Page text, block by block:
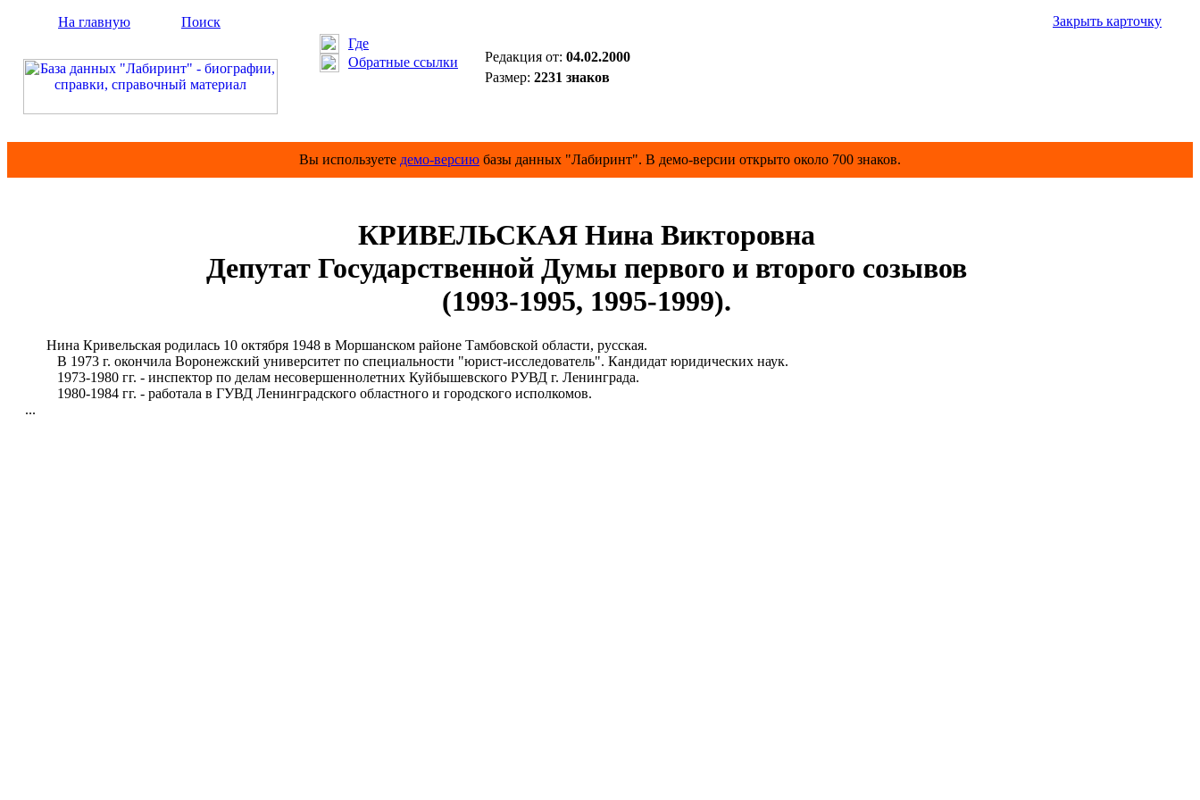
На главную
Поиск
Где
Обратные ссылки
Закрыть карточку
Редакция от: 04.02.2000
Размер: 2231 знаков
Вы используете демо-версию базы данных "Лабиринт". В демо-версии открыто около 700 знаков.
КРИВЕЛЬСКАЯ Нина Викторовна
Депутат Государственной Думы первого и второго созывов
(1993-1995, 1995-1999).
Нина Кривельская родилась 10 октября 1948 в Моршанском районе Тамбовской области, русская.
В 1973 г. окончила Воронежский университет по специальности "юрист-исследователь". Кандидат юридических наук.
1973-1980 гг. - инспектор по делам несовершеннолетних Куйбышевского РУВД г. Ленинграда.
1980-1984 гг. - работала в ГУВД Ленинградского областного и городского исполкомов.
...